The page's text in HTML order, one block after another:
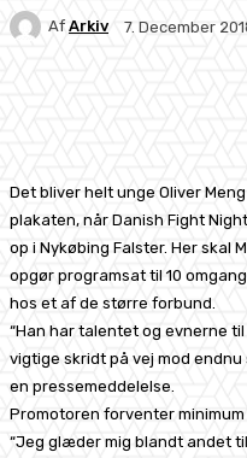
Af Arkiv 7. December
Det bliver helt unge Oliver
plakaten, når Danish Fight
op i Nykøbing Falster. Her skal
opgør programsat til 10
hos et af de større forbund.
“Han har talentet og evnerne
vigtige skridt på vej mod endnu
en pressemeddelelse.
Promotoren forventer
“Jeg glæder mig blandt andet